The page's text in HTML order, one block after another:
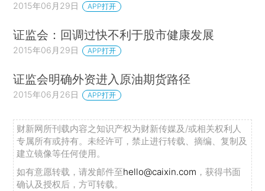
2015年06月29日 APP打开
证监会：回调过快不利于股市健康发展
2015年06月29日 APP打开
证监会明确外资进入原油期货路径
2015年06月26日 APP打开
财新网所刊载内容之知识产权为财新传媒及/或相关权利人
专属所有或持有。未经许可，禁止进行转载、摘编、复制及
建立镜像等任何使用。
如有意愿转载，请发邮件至hello@caixin.com ，获得书面
确认及授权后，方可转载。